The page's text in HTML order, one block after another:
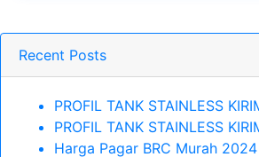
Recent Posts
PROFIL TANK STAINLESS
PROFIL TANK STAINLESS
Harga Pagar BRC Murah 2024